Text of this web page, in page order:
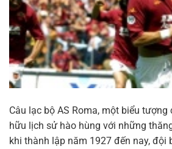
Câu lạc bộ AS Roma, một biểu tượng
hữu lịch sử hào hùng với những
khi thành lập năm 1927 đến nay, đội